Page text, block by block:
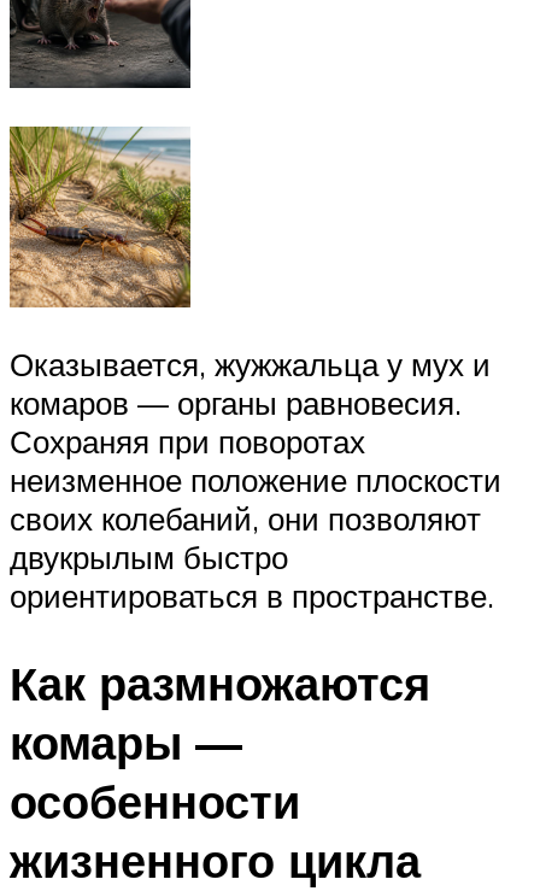
Оказывается, жужжальца у мух и
комаров — органы равновесия.
Сохраняя при поворотах
неизменное положение плоскости
своих колебаний, они позволяют
двукрылым быстро
ориентироваться в пространстве.
Как размножаются
комары —
особенности
жизненного цикла